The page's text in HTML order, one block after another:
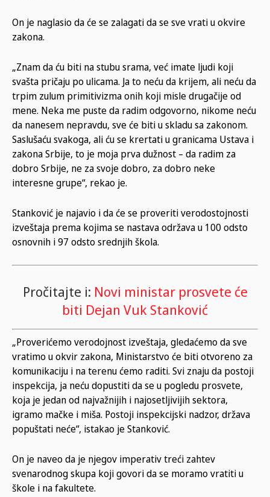
On je naglasio da će se zalagati da se sve vrati u okvire
zakona.
„Znam da ću biti na stubu srama, već imate ljudi koji
svašta pričaju po ulicama. Ja to neću da krijem, ali neću da
trpim zulum primitivizma onih koji misle drugačije od
mene. Neka me puste da radim odgovorno, nikome neću
da nanesem nepravdu, sve će biti u skladu sa zakonom.
Saslušaću svakoga, ali ću se krertati u granicama Ustava i
zakona Srbije, to je moja prva dužnost – da radim za
dobro Srbije, ne za svoje dobro, za dobro neke
interesne grupe“, rekao je.
Stanković je najavio i da će se proveriti verodostojnosti
izveštaja prema kojima se nastava održava u 100 odsto
osnovnih i 97 odsto srednjih škola.
Pročitajte i: Novi ministar prosvete će
biti Dejan Vuk Stanković
„Proverićemo verodojnost izveštaja, gledaćemo da sve
vratimo u okvir zakona, Ministarstvo će biti otvoreno za
komunikaciju i na terenu ćemo raditi. Svi znaju da postoji
inspekcija, ja neću dopustiti da se u pogledu prosvete,
koja je jedan od najvažnijih i najosetljivijih sektora,
igramo mačke i miša. Postoji inspekcijski nadzor, država
popuštati neće“, istakao je Stanković.
On je naveo da je njegov imperativ treći zahtev
svenarodnog skupa koji govori da se moramo vratiti u
škole i na fakultete.